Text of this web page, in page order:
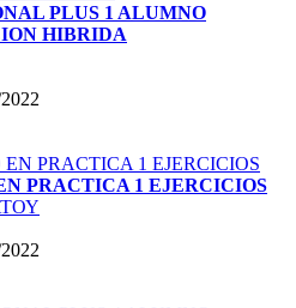
PLUS 1 ALUMNO
HIBRIDA
PRACTICA 1 EJERCICIOS